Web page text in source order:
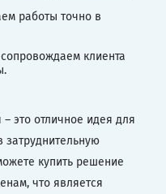
работы точно в
клиента
это отличное идея для
купить решение
что является